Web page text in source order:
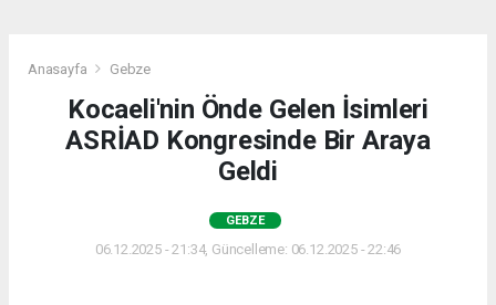
Anasayfa Gebze
Kocaeli'nin Önde Gelen İsimleri
ASRİAD Kongresinde Bir Araya
Geldi
GEBZE
06.12.2025 - 21:34, Güncelleme: 06.12.2025 - 22:46